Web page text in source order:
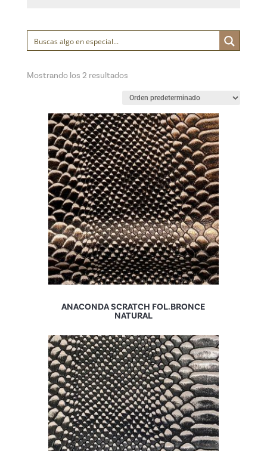
Mostrando los 2 resultados
ANACONDA SCRATCH FOL.BRONCE
NATURAL